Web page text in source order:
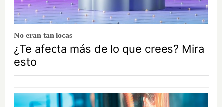
No eran tan locas
¿Te afecta más de lo que crees? Mira
esto